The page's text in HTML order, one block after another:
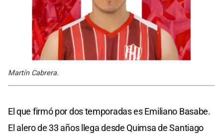
Martín Cabrera.
El que firmó por dos temporadas es Emiliano Basabe.
El alero de 33 años llega desde Quimsa de Santiago